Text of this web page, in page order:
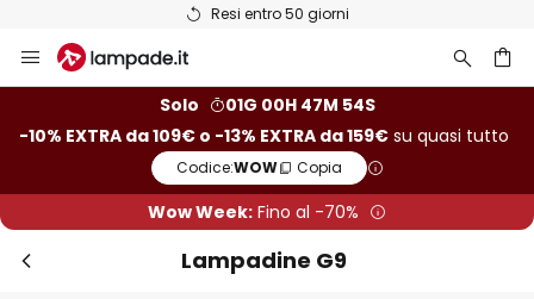
Resi entro 50 giorni
Salta
al
Solo
01G 00H 47M 53S
-10% EXTRA da 109€ o -13% EXTRA da 159€ su quasi tutto
Codice:WOW Copia
Wow Week: Fino al -70%
Lampadine G9
-10% di scontoda 109€
-13% di scontoda 159€
su quasi tutto*
Codice:WOW Copia